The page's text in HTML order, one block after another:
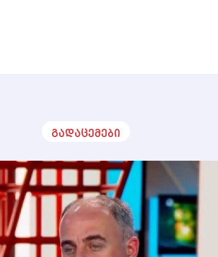
გადაცემები